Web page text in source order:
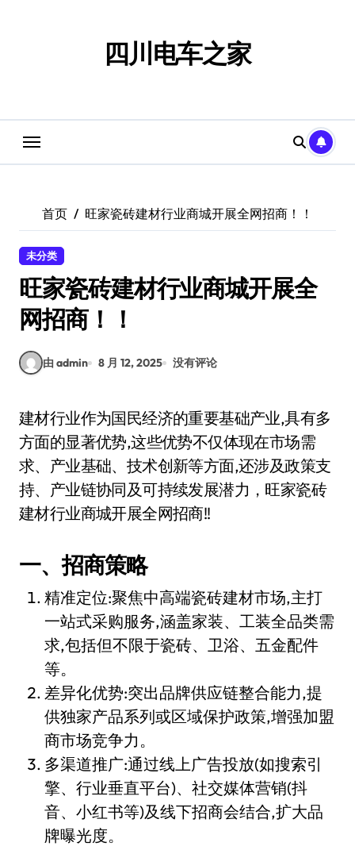
四川电车之家
首页 旺家瓷砖建材行业商城开展全网招商！！
未分类
旺家瓷砖建材行业商城开展全
网招商！！
由 admin 8 月 12, 2025 没有评论
建材行业作为国民经济的重要基础产业,具有多
方面的显著优势,这些优势不仅体现在市场需
求、产业基础、技术创新等方面,还涉及政策支
持、产业链协同及可持续发展潜力，旺家瓷砖
建材行业商城开展全网招商!!
一、招商策略
精准定位:聚焦中高端瓷砖建材市场,主打
一站式采购服务,涵盖家装、工装全品类需
求,包括但不限于瓷砖、卫浴、五金配件
等。
差异化优势:突出品牌供应链整合能力,提
供独家产品系列或区域保护政策,增强加盟
商市场竞争力。
多渠道推广:通过线上广告投放(如搜索引
擎、行业垂直平台)、社交媒体营销(抖
音、小红书等)及线下招商会结合,扩大品
牌曝光度。